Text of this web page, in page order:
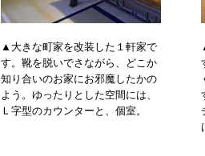
▲大きな町家を改装した１軒家で
す。靴を脱いでさながら、どこか
知り合いのお家にお邪魔したかの
よう。ゆったりとした空間には、
Ｌ字型のカウンターと、個室。